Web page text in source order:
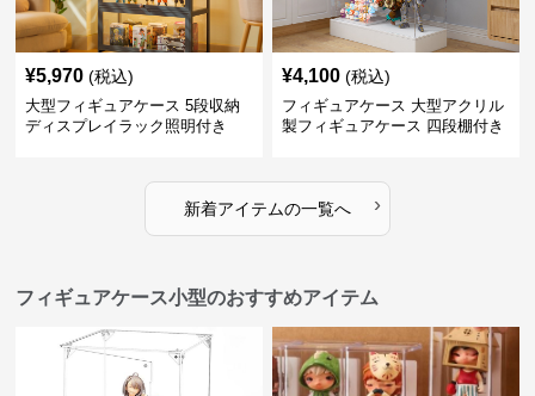
¥5,970 (税込)
大型フィギュアケース 5段収納
ディスプレイラック照明付き
¥4,100 (税込)
フィギュアケース 大型アクリル
製フィギュアケース 四段棚付き
新着アイテムの一覧へ ›
フィギュアケース小型のおすすめアイテム